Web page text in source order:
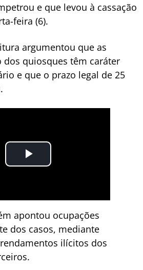
e que levou à cassação
feira (6).
argumentou que as
dos quiosques têm caráter
e que o prazo legal de 25
apontou ocupações
dos casos, mediante
ilícitos dos